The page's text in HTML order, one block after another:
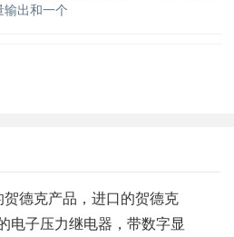
出和一个
德克产品，进口的贺德克
电子压力继电器，带数字显